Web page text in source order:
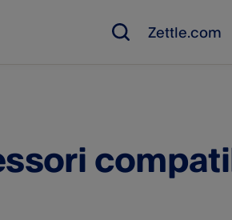
Zettle.com